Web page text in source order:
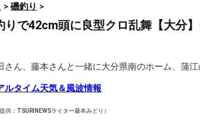
> 磯釣り >
りで42cm頭に良型クロ乱舞【大分
さん、藤本さんと一緒に大分県南のホーム、蒲江
ルタイム天気＆風波情報
供：TSURINEWSライター藤本みどり）